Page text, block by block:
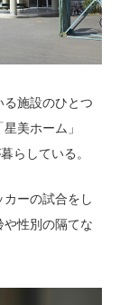
る施設のひとつ
美ホーム」
らしている。
ーの試合をし
性別の隔てな